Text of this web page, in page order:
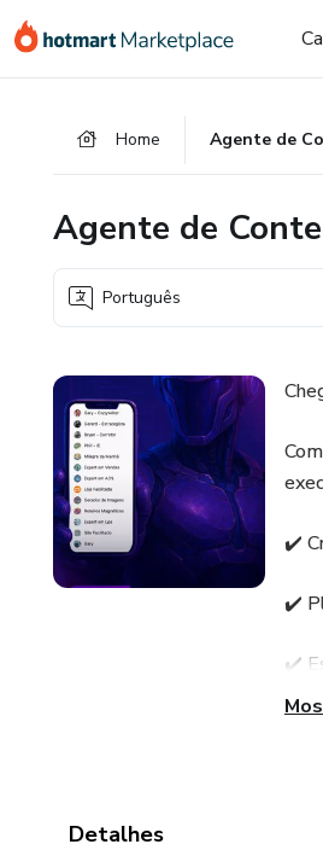
para
para
para
Home
Agente de
Português
✔️
✔️
✔️
Detalhes